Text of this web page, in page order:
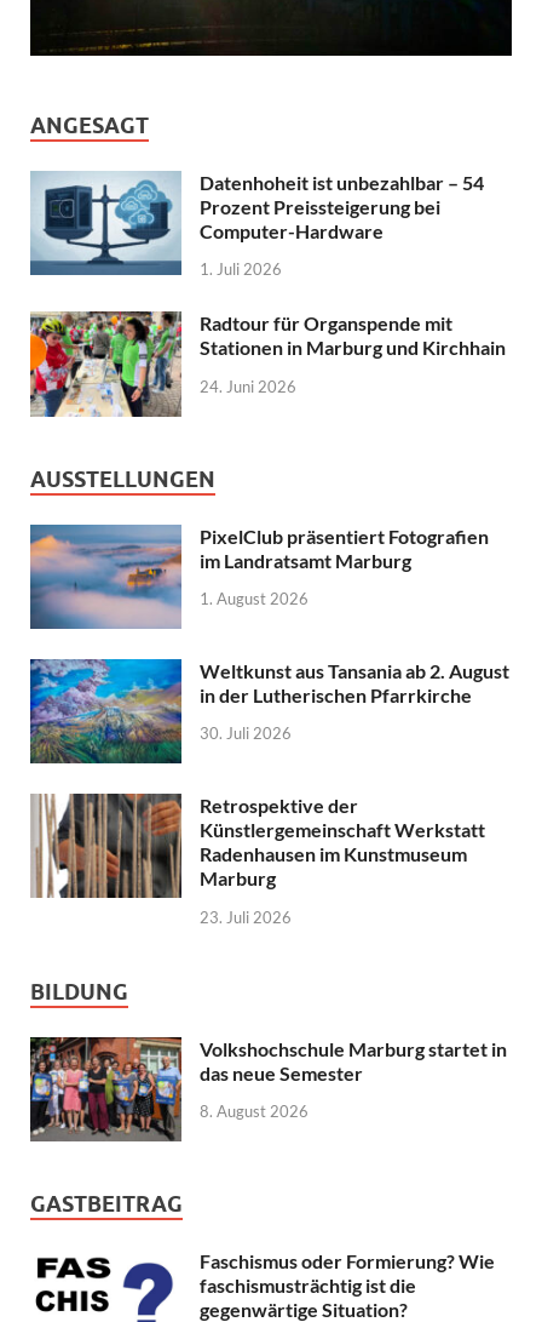
ANGESAGT
Datenhoheit ist unbezahlbar – 54
Prozent Preissteigerung bei
Computer-Hardware
1. Juli 2026
Radtour für Organspende mit
Stationen in Marburg und Kirchhain
24. Juni 2026
AUSSTELLUNGEN
PixelClub präsentiert Fotografien
im Landratsamt Marburg
1. August 2026
Weltkunst aus Tansania ab 2. August
in der Lutherischen Pfarrkirche
30. Juli 2026
Retrospektive der
Künstlergemeinschaft Werkstatt
Radenhausen im Kunstmuseum
Marburg
23. Juli 2026
BILDUNG
Volkshochschule Marburg startet in
das neue Semester
8. August 2026
GASTBEITRAG
Faschismus oder Formierung? Wie
faschismusträchtig ist die
gegenwärtige Situation?